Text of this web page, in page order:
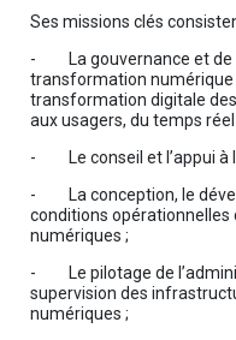
Ses missions clés
- La gouvernance et de
transformation numérique
transformation digitale
aux usagers, du temps réel
- Le conseil et l’appui à
- La conception, le
conditions opérationnelles
numériques ;
- Le pilotage de
supervision des
numériques ;